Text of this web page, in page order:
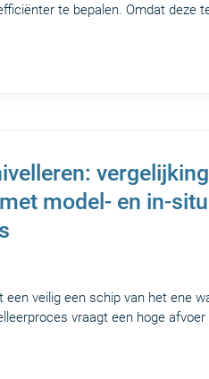
te bepalen. Omdat deze
model- en in-
veilig een schip van het ene
vraagt een hoge